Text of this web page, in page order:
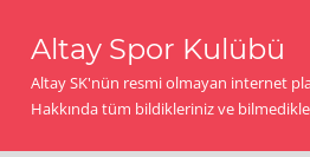
Altay Spor Kulübü
Altay SK'nün resmi olmayan internet
Hakkında tüm bildikleriniz ve